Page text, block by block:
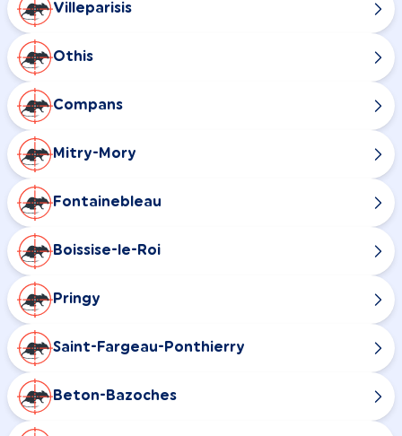
Villeparisis
Othis
Compans
Mitry-Mory
Fontainebleau
Boissise-le-Roi
Pringy
Saint-Fargeau-Ponthierry
Beton-Bazoches